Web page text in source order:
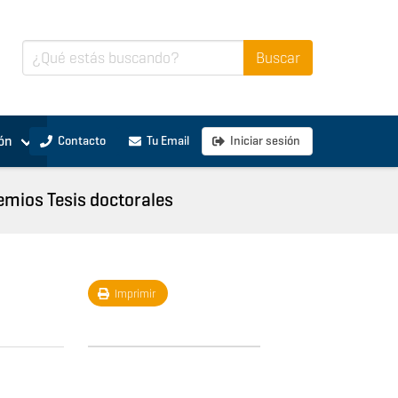
Contacto Tu Email Iniciar sesión
Tesis doctorales
Imprimir